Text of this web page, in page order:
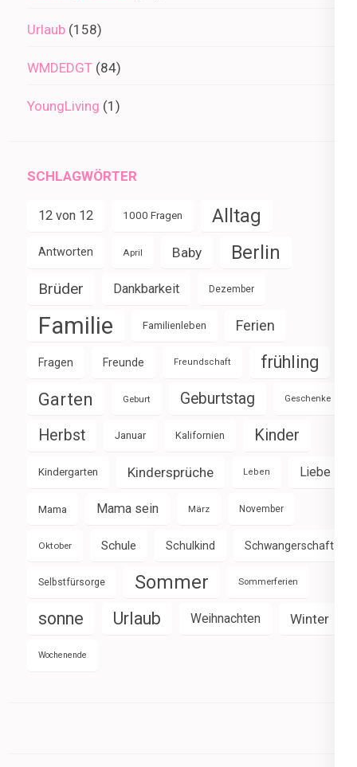
Urlaub (158)
WMDEDGT (84)
YoungLiving (1)
SCHLAGWÖRTER
12 von 12 1000 Fragen Alltag
Antworten April Baby Berlin
Brüder Dankbarkeit Dezember
Familie Familienleben Ferien
Fragen Freunde Freundschaft frühling
Garten Geburt Geburtstag Geschenke
Herbst Januar Kalifornien Kinder
Kindergarten Kindersprüche Leben Liebe
Mama Mama sein März November
Oktober Schule Schulkind Schwangerschaft
Selbstfürsorge Sommer Sommerferien
sonne Urlaub Weihnachten Winter
Wochenende